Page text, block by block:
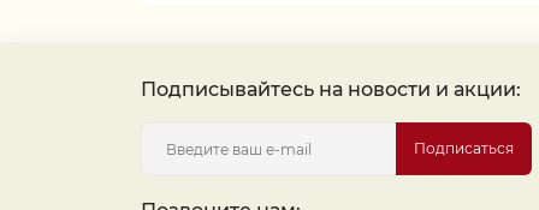
Подписывайтесь на новости и акции:
Подписаться